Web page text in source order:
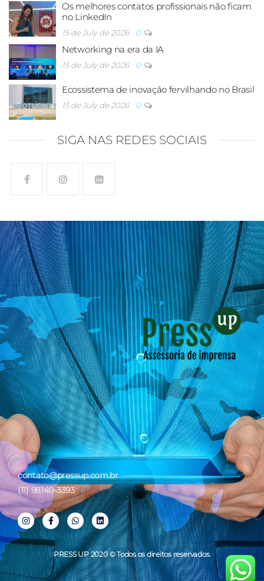
Os melhores contatos profissionais não ficam
no LinkedIn
15 de July de 2026 0
Networking na era da IA
15 de July de 2026 0
Ecossistema de inovação fervilhando no Brasil
15 de July de 2026 0
SIGA NAS REDES SOCIAIS
contato@pressup.com.br
(11) 98140-3393
PRESS UP 2020 © Todos os direitos reservados.